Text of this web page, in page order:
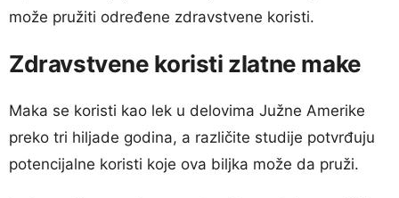
može pružiti određene zdravstvene koristi.
Zdravstvene koristi zlatne make
Maka se koristi kao lek u delovima Južne Amerike
preko tri hiljade godina, a različite studije potvrđuju
potencijalne koristi koje ova biljka može da pruži.